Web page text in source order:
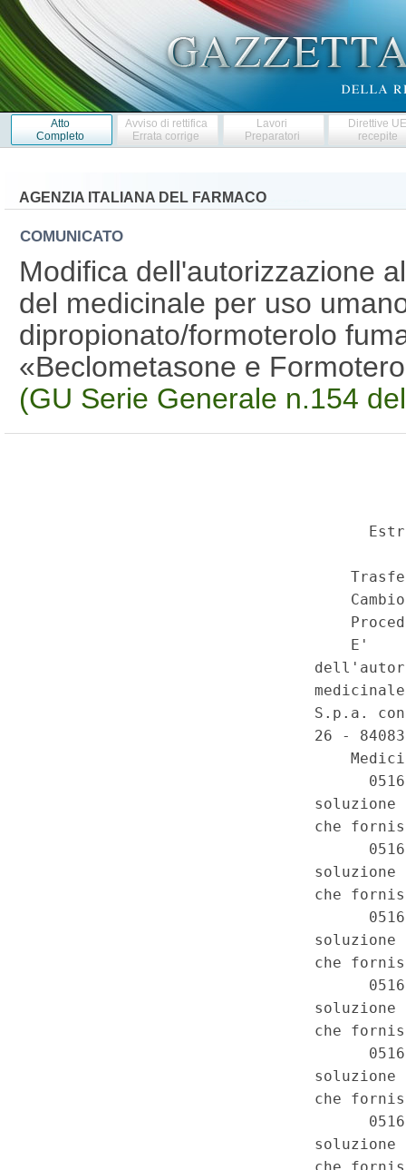
Atto
Completo
Avviso di rettifica
Errata corrige
Lavori
Preparatori
Direttive
recepite
AGENZIA ITALIANA DEL FARMACO
COMUNICATO
Modifica dell'autorizzazione
del medicinale per uso
dipropionato/formoterolo
«Beclometasone e
(GU Serie Generale n.154